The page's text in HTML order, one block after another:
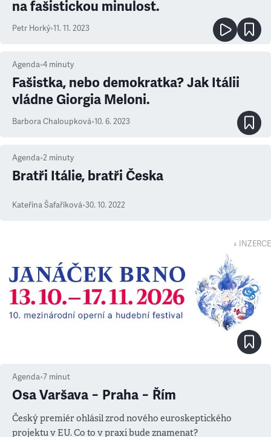
na fašistickou minulost.
Petr Horký•11. 11. 2023
Agenda•4 minuty
Fašistka, nebo demokratka? Jak Itálii
vládne Giorgia Meloni.
Barbora Chaloupková•10. 6. 2023
Agenda•2 minuty
Bratři Itálie, bratři Česka
Kateřina Šafaříková•30. 10. 2022
↓ INZERCE
Agenda•7 minut
Osa Varšava − Praha − Řím
Český premiér ohlásil zrod nového euroskeptického
projektu v EU. Co to v praxi bude znamenat?